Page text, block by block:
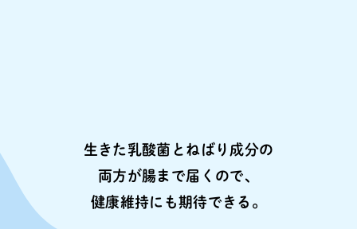
生きた乳酸菌とねばり成分の
両方が腸まで届くので、
健康維持にも期待できる。